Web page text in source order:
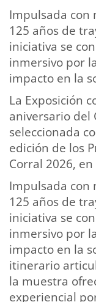
Impulsada con
125 años de
iniciativa se
inmersivo por
impacto en la
La Exposición
aniversario del
seleccionada
edición de los
Corral 2026,
Impulsada con
125 años de
iniciativa se
inmersivo por
impacto en la
itinerario
la muestra
experiencial